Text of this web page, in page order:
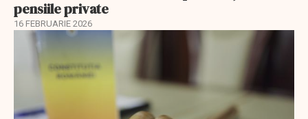
pensiile private
16 FEBRUARIE 2026